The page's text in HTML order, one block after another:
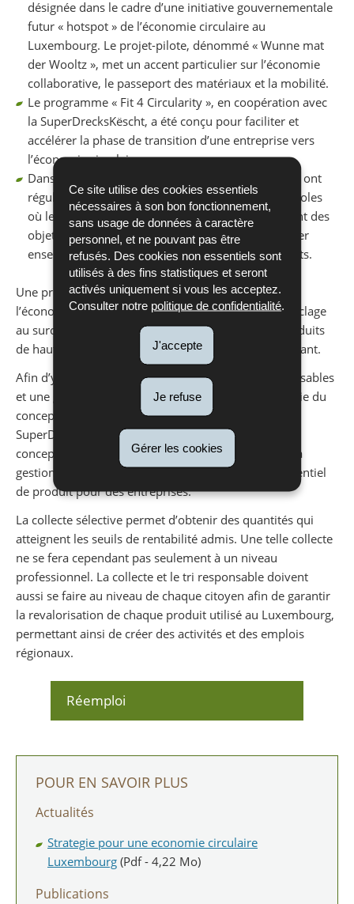
Ce site utilise des cookies essentiels
nécessaires à son bon fonctionnement,
sans usage de données à caractère
personnel, et ne pouvant pas être
refusés. Des cookies non essentiels sont
utilisés à des fins statistiques et seront
activés uniquement si vous les acceptez.
Consulter notre politique de confidentialité.
J'accepte
Je refuse
Gérer les cookies
désignée dans le cadre d’une initiative gouvernementale
futur « hotspot » de l’économie circulaire au
Luxembourg. Le projet-pilote, dénommé « Wunne mat
der Wooltz », met un accent particulier sur l’économie
collaborative, le passeport des matériaux et la mobilité.
Le programme « Fit 4 Circularity », en coopération avec
la SuperDrecksKëscht, a été conçu pour faciliter et
accélérer la phase de transition d’une entreprise vers
l’économie circulaire.
Dans de nombreuses communes des Repair-Cafés ont
régulièrement lieu. Ce sont des réunions de bénévoles
où les participants réparent seuls ou conjointement des
objets cassés. L’idée des Repair-Cafés est de réparer
ensemble et de prolonger la durée de vie des objets.
Une première étape lors de la mise en œuvre de
l’économie circulaire doit consister à passer du décyclage
au surcyclage, ce qui permettra de réutiliser des produits
de haute qualité à partir de produits utilisés auparavant.
Afin d’y arriver, un triage détaillé des matières valorisables
et une gestion écologique des déchets doit faire partie du
concept de gestion au niveau national. La
SuperDrecksKëscht® élabore à titre exemplaire des
concepts tenant compte intégralement de l’idée de la
gestion efficace des ressources avec le calcul du potentiel
de produit pour des entreprises.
La collecte sélective permet d’obtenir des quantités qui
atteignent les seuils de rentabilité admis. Une telle collecte
ne se fera cependant pas seulement à un niveau
professionnel. La collecte et le tri responsable doivent
aussi se faire au niveau de chaque citoyen afin de garantir
la revalorisation de chaque produit utilisé au Luxembourg,
permettant ainsi de créer des activités et des emplois
régionaux.
Réemploi
POUR EN SAVOIR PLUS
Actualités
Strategie pour une economie circulaire
Luxembourg (Pdf - 4,22 Mo)
Publications